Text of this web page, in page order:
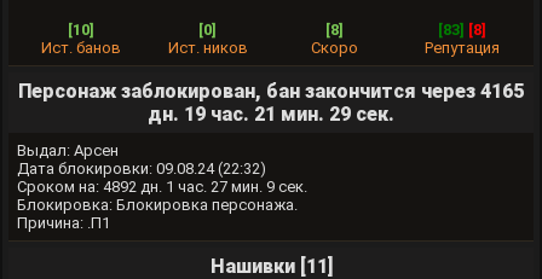
[10]
Ист. банов
[0]
Ист. ников
[8]
Скоро
[83] [8]
Репутация
Персонаж заблокирован, бан закончится через 4165
дн. 19 час. 21 мин. 29 сек.
Выдал: Арсен
Дата блокировки: 09.08.24 (22:32)
Cроком на: 4892 дн. 1 час. 27 мин. 9 сек.
Блокировка: Блокировка персонажа.
Причина: .П1
Нашивки [11]